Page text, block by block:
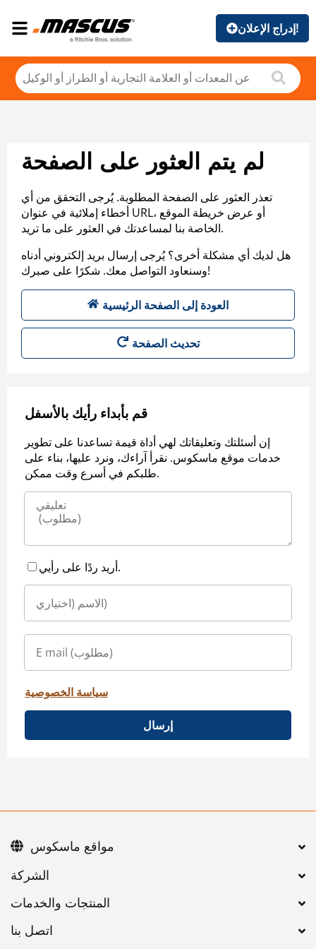
إدراج الإعلان!
لم يتم العثور على الصفحة
تعذر العثور على الصفحة المطلوبة. يُرجى التحقق من أي
أخطاء إملائية في عنوان URL، أو عرض خريطة الموقع
الخاصة بنا لمساعدتك في العثور على ما تريد.
هل لديك أي مشكلة أخرى؟ يُرجى إرسال بريد إلكتروني أدناه
وسنعاود التواصل معك. شكرًا على صبرك!
العودة إلى الصفحة الرئيسية
تحديث الصفحة
قم بأبداء رأيك بالأسفل
إن أسئلتك وتعليقاتك لهي أداة قيمة تساعدنا على تطوير
خدمات موقع ماسكوس. نقرأ آراءك، ونرد عليها، بناء على
طلبكم في أسرع وقت ممكن.
أريد ردًا على رأيي.
سياسة الخصوصية
إرسال
اتصل بنا
مواقع ماسكوس